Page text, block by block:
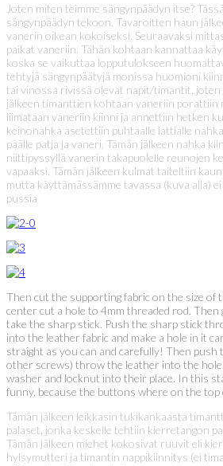
Joten miten teimme sängynpäädyn itse?
sängynpäädyn tekoon. Tavaroitten haun
vanerin oikean kokoiseksi. Seuraavaksi
paikat vaneriin. Tähän kohtaan kannattaa
koska se vaikuttaa lopputulokseen
tehtyjä sängynpäätyjä monissa huomioni
tai vinossa rivissä olevat napit/timantit,
jälkeen timanttien kohtaan vaneriin porattiin
liimataan vaneriin kiinni ja annettiin hetken
keinonahka asetettiin puhtaalle lattialle
päälle patja ja vaneri. Tämän jälkeen nahka
niittipyssyllä vanerin takapuolelle reunojen
vapaaksi. Tämän jälkeen kulmat taiteltiin
mutta käyttämässämme tavassa (kuva alla)
pussia
Then cut the supporting fabric on the size of
center cut a hole to 4mm threaded rod. Then
take the sharp stick. Push the sharp stick
into the leather fabric and make a hole in it
straight as you can and carefully! Then
other screws) throw the leather into the
washer and locknut into their place. In this
funny, because the buttons where on the top
Tämän jälkeen leikkasin tukikankaasta
palaset, jonka keskelle tehtiin kierretangon
Tämän jälkeen miehet kokosivat ruuvit eli
hylsymutteri ja timantin nappikiinnitys (ei